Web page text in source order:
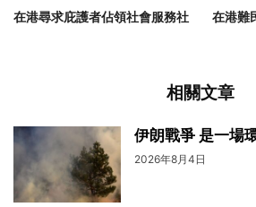
在港尋求庇護者佔領社會服務社
在港難
相關文章
伊朗戰爭 是一場
2026年8月4日